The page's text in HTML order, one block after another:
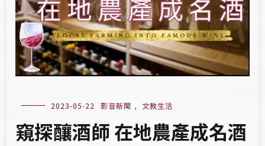
2023-05-22 影音新聞 , 文教生活
窺探釀酒師 在地農產成名酒